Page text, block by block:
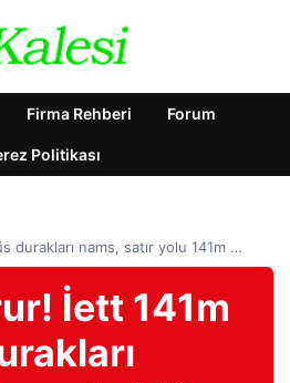
Firma Rehberi Forum
Politikası
durakları nams, satır yolu 141m …
İett 141m